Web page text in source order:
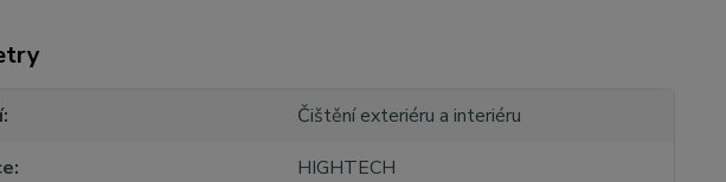
Čištění exteriéru a interiéru
HIGHTECH